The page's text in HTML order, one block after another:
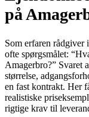
på
Som erfaren
ofte spørgsmålet:
Amagerbro?” Svaret
størrelse,
en fast kontrakt. Her
realistiske
rigtige krav til